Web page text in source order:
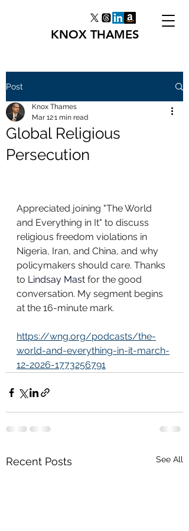
KNOX THAMES
Post
Global Religious
Persecution
Knox Thames
Mar 121 min read
Appreciated joining "The World
and Everything in It" to discuss
religious freedom violations in
Nigeria, Iran, and China, and why
policymakers should care. Thanks
to Lindsay Mast for the good
conversation. My segment begins
at the 16-minute mark.
https://wng.org/podcasts/the-
world-and-everything-in-it-march-
12-2026-1773256791
Recent Posts See All